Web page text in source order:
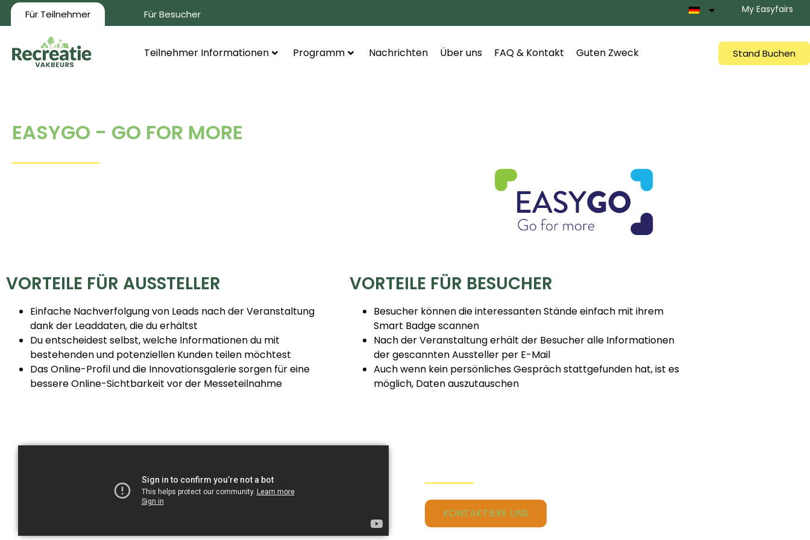
Für Teilnehmer Für Besucher My Easyfairs
Teilnehmer Informationen Programm Nachrichten Über uns FAQ & Kontakt Guten Zweck Stand Buchen
EASYGO - GO FOR MORE
den
neuesten
Entwicklungen
digitalen
Marketingtechnologie
basiert.
von
der
VORTEILE FÜR AUSSTELLER
Einfache Nachverfolgung von Leads nach der Veranstaltung
dank der Leaddaten, die du erhältst
Du entscheidest selbst, welche Informationen du mit
bestehenden und potenziellen Kunden teilen möchtest
Das Online-Profil und die Innovationsgalerie sorgen für eine
bessere Online-Sichtbarkeit vor der Messeteilnahme
VORTEILE FÜR BESUCHER
Besucher können die interessanten Stände einfach mit ihrem
Smart Badge scannen
Nach der Veranstaltung erhält der Besucher alle Informationen
der gescannten Aussteller per E-Mail
Auch wenn kein persönliches Gespräch stattgefunden hat, ist es
möglich, Daten auszutauschen
funktioniert
das
Smart
Badge
KONTAKTIERE UNS